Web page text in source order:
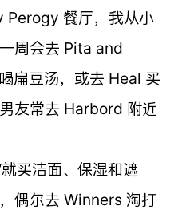
餐厅，我从小
周会去 Pita and
扁豆汤，或去 Heal 买
友常去 Harbord 附近
买洁面、保湿和遮
偶尔去 Winners 淘打